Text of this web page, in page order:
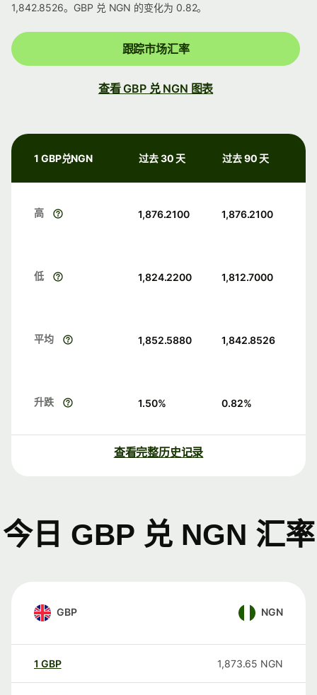
1,842.8526。GBP 兑 NGN 的变化为 0.82。
跟踪市场汇率
查看 GBP 兑 NGN 图表
1 GBP兑NGN 过去 30 天 过去 90 天
高 1,876.2100 1,876.2100
低 1,824.2200 1,812.7000
平均 1,852.5880 1,842.8526
升跌 1.50% 0.82%
查看完整历史记录
今日 GBP 兑 NGN 汇率
GBP NGN
1 GBP 1,873.65 NGN